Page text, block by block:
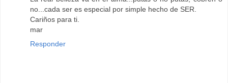
no...cada ser es especial por simple hecho de SER.
Cariños para ti.
mar
Responder